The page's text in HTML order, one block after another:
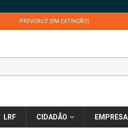
PREVCRUZ (EM EXTINÇÃO)
LRF CIDADÃO EMPRESA